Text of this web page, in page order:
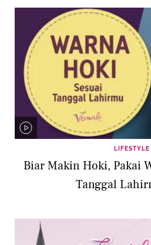
LIFESTYLE
Biar Makin Hoki, Pakai
Tanggal